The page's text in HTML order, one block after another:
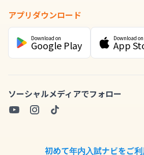
アプリダウンロード
Download on
Google Play
Download on
App
ソーシャルメディアでフォロー
初めて年内入試ナビをご